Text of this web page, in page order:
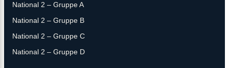
National 2 – Gruppe A
National 2 – Gruppe B
National 2 – Gruppe C
National 2 – Gruppe D